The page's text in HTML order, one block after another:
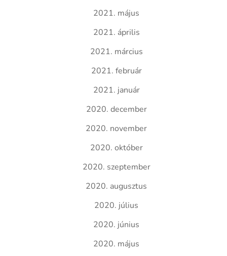
2021. május
2021. április
2021. március
2021. február
2021. január
2020. december
2020. november
2020. október
2020. szeptember
2020. augusztus
2020. július
2020. június
2020. május